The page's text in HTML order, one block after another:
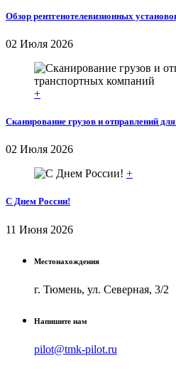
Обзор рентгенотелевизионных
02 Июля 2026
+
Сканирование грузов и отправлений
02 Июля 2026
+
С Днем России!
11 Июня 2026
Местонахождения
г. Тюмень, ул. Северная, 3/2
Напишите нам
pilot@tmk-pilot.ru